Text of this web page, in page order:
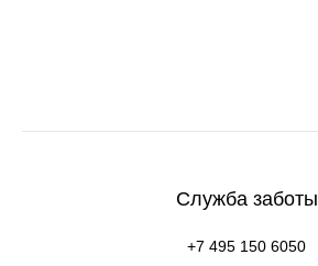
Служба заботы
+7 495 150 6050